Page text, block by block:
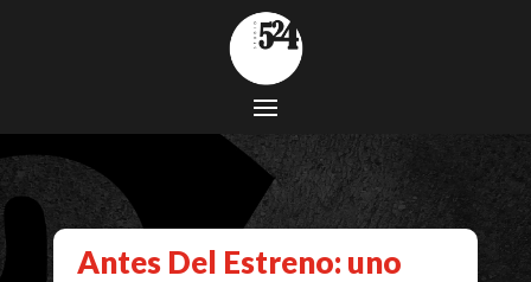
Antes Del Estreno: uno